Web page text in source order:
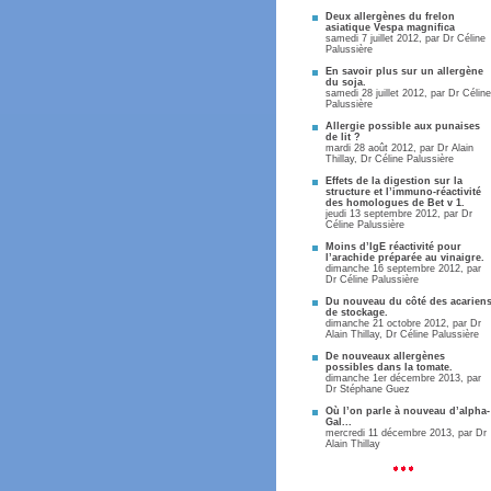
Deux allergènes du frelon
asiatique Vespa magnifica
samedi 7 juillet 2012, par Dr Céline
Palussière
En savoir plus sur un allergène
du soja.
samedi 28 juillet 2012, par Dr Céline
Palussière
Allergie possible aux punaises
de lit ?
mardi 28 août 2012, par Dr Alain
Thillay, Dr Céline Palussière
Effets de la digestion sur la
structure et l’immuno-réactivité
des homologues de Bet v 1.
jeudi 13 septembre 2012, par Dr
Céline Palussière
Moins d’IgE réactivité pour
l’arachide préparée au vinaigre.
dimanche 16 septembre 2012, par
Dr Céline Palussière
Du nouveau du côté des acariens
de stockage.
dimanche 21 octobre 2012, par Dr
Alain Thillay, Dr Céline Palussière
De nouveaux allergènes
possibles dans la tomate.
dimanche 1er décembre 2013, par
Dr Stéphane Guez
Où l’on parle à nouveau d’alpha-
Gal...
mercredi 11 décembre 2013, par Dr
Alain Thillay